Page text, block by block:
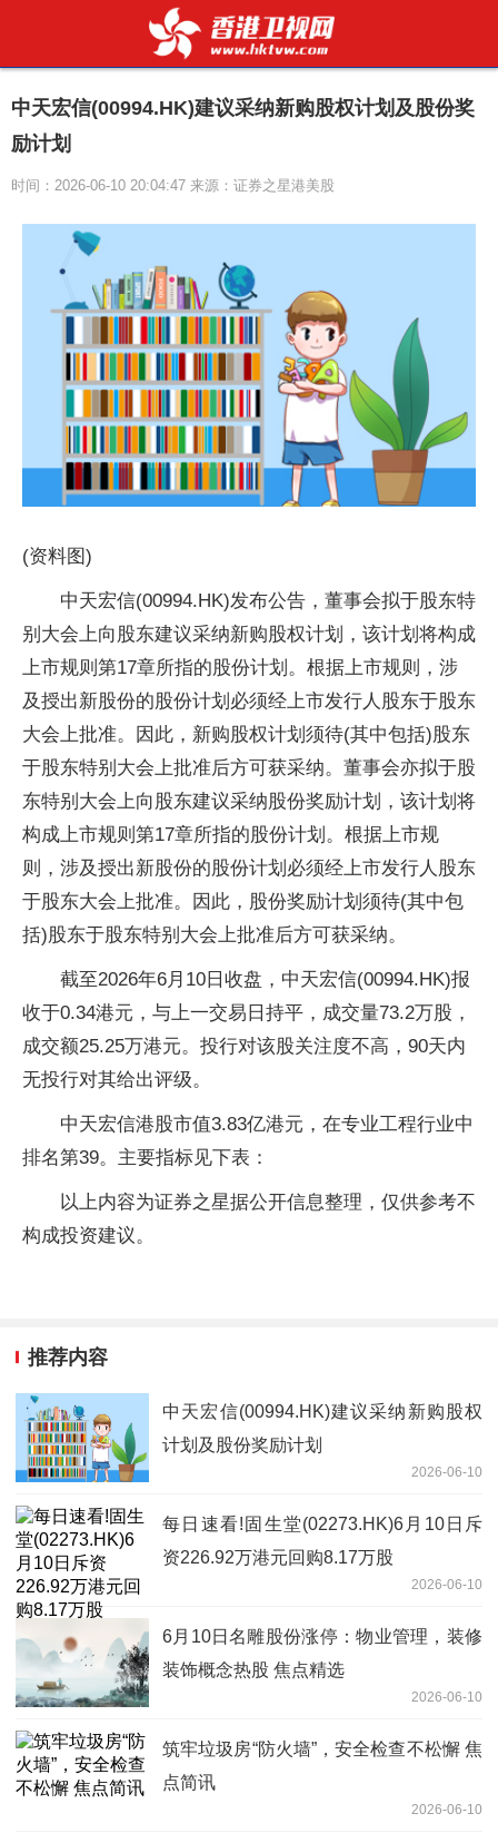
中天宏信(00994.HK)建议采纳新购股权计划及股份奖
励计划
时间：2026-06-10 20:04:47 来源：证券之星港美股
(资料图)
中天宏信(00994.HK)发布公告，董事会拟于股东特
别大会上向股东建议采纳新购股权计划，该计划将构成
上市规则第17章所指的股份计划。根据上市规则，涉
及授出新股份的股份计划必须经上市发行人股东于股东
大会上批准。因此，新购股权计划须待(其中包括)股东
于股东特别大会上批准后方可获采纳。董事会亦拟于股
东特别大会上向股东建议采纳股份奖励计划，该计划将
构成上市规则第17章所指的股份计划。根据上市规
则，涉及授出新股份的股份计划必须经上市发行人股东
于股东大会上批准。因此，股份奖励计划须待(其中包
括)股东于股东特别大会上批准后方可获采纳。
截至2026年6月10日收盘，中天宏信(00994.HK)报
收于0.34港元，与上一交易日持平，成交量73.2万股，
成交额25.25万港元。投行对该股关注度不高，90天内
无投行对其给出评级。
中天宏信港股市值3.83亿港元，在专业工程行业中
排名第39。主要指标见下表：
以上内容为证券之星据公开信息整理，仅供参考不
构成投资建议。
推荐内容
中天宏信(00994.HK)建议采纳新购股权
计划及股份奖励计划
2026-06-10
每日速看!固生堂(02273.HK)6月10日斥
资226.92万港元回购8.17万股
2026-06-10
6月10日名雕股份涨停：物业管理，装修
装饰概念热股 焦点精选
2026-06-10
筑牢垃圾房“防火墙”，安全检查不松懈 焦
点简讯
2026-06-10